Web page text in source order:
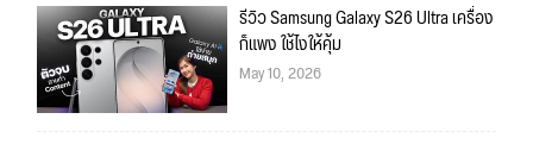
รีวิว Samsung Galaxy S26 Ultra เครื่อง
ก็แพง ใช้ไงให้คุ้ม
May 10, 2026